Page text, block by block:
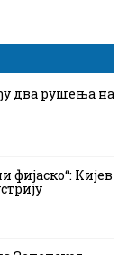
два рушења на
фијаско“: Кијев